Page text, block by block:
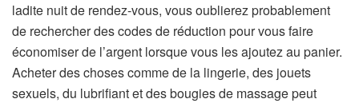
ladite nuit de rendez-vous, vous oublierez probablement
de rechercher des codes de réduction pour vous faire
économiser de l’argent lorsque vous les ajoutez au panier.
Acheter des choses comme de la lingerie, des jouets
sexuels, du lubrifiant et des bougies de massage peut